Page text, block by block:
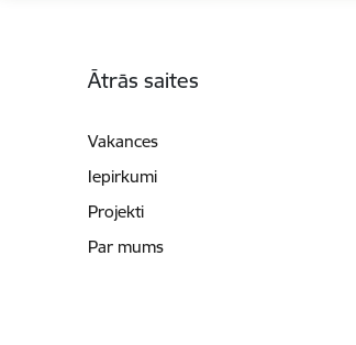
Ātrās saites
Vakances
Iepirkumi
Projekti
Par mums